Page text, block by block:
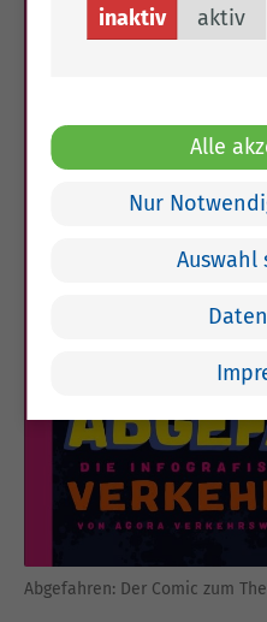
Abgefahren: Der Comic zum
inaktiv aktiv
Alle
Nur
Auswahl